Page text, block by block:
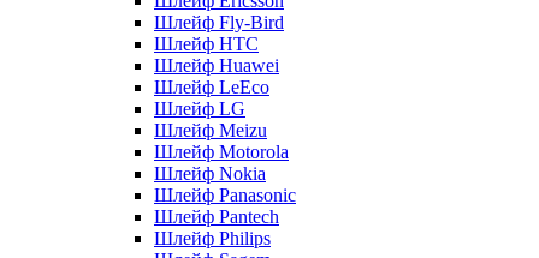
Шлейф Fly-Bird
Шлейф HTC
Шлейф Huawei
Шлейф LeEco
Шлейф LG
Шлейф Meizu
Шлейф Motorola
Шлейф Nokia
Шлейф Panasonic
Шлейф Pantech
Шлейф Philips